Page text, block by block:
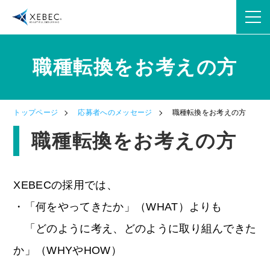
OPEN
職種転換をお考えの方
トップページ 応募者へのメッセージ 職種転換をお考えの方
職種転換をお考えの方
XEBECの採用では、
・「何をやってきたか」（WHAT）よりも
「どのように考え、どのように取り組んできた
か」（WHYやHOW）